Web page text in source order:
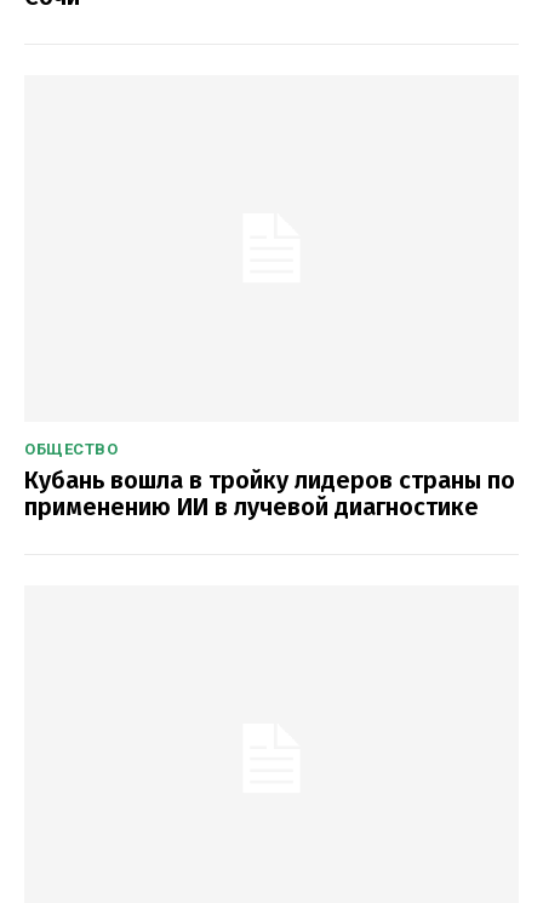
ОБЩЕСТВО
Кубань вошла в тройку лидеров страны по
применению ИИ в лучевой диагностике